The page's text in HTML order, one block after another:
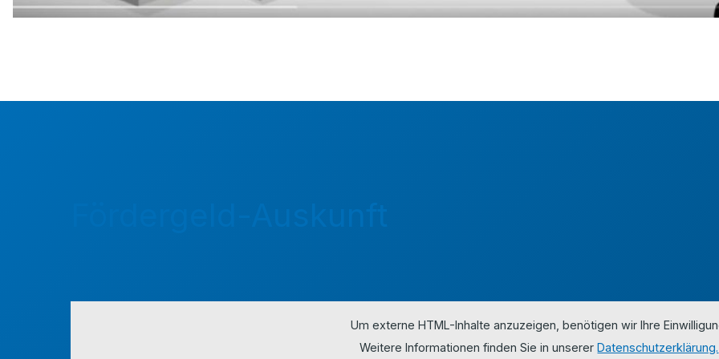
Um externe HTML-Inhalte anzuzeigen, benötigen wir Ihre
Weitere Informationen finden Sie in unsererDatenschutzerklärung.